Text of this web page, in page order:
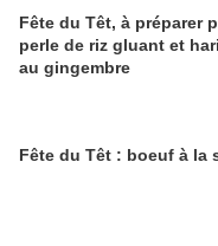
Fête du Têt, à préparer
perle de riz gluant et
au gingembre
Fête du Têt : boeuf à la